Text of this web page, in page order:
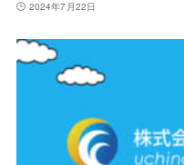
2024年7月22日